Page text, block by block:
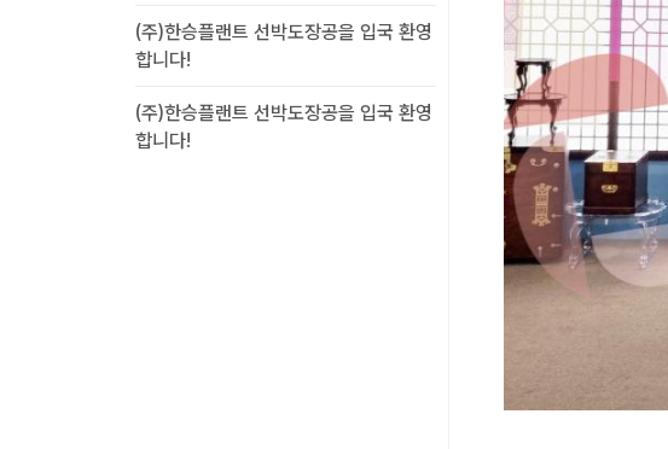
(주)한승플랜트 선박도장공을 입국 환영
합니다!
(주)한승플랜트 선박도장공을 입국 환영
합니다!